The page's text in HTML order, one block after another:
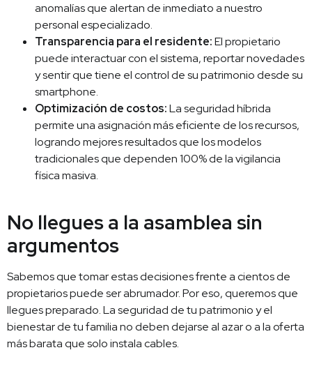
anomalías que alertan de inmediato a nuestro
personal especializado.
Transparencia para el residente:El propietario
puede interactuar con el sistema, reportar novedades
y sentir que tiene el control de su patrimonio desde su
smartphone.
Optimización de costos:La seguridad híbrida
permite una asignación más eficiente de los recursos,
logrando mejores resultados que los modelos
tradicionales que dependen 100% de la vigilancia
física masiva.
No llegues a la asamblea sin
argumentos
Sabemos que tomar estas decisiones frente a cientos de
propietarios puede ser abrumador. Por eso, queremos que
llegues preparado. La seguridad de tu patrimonio y el
bienestar de tu familia no deben dejarse al azar o a la oferta
más barata que solo instala cables.